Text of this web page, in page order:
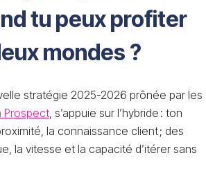
tu peux profiter
mondes ?
stratégie 2025-2026 prônée par les
Prospect, s’appuie sur l’hybride : ton
la connaissance client ; des
la vitesse et la capacité d’itérer sans